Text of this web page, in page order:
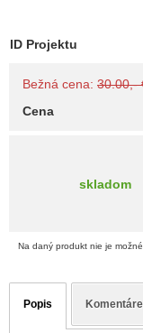
ID Projektu
Bežná cena: 30.00,-
Cena
skladom
Na daný produkt nie je
Popis Komentáre